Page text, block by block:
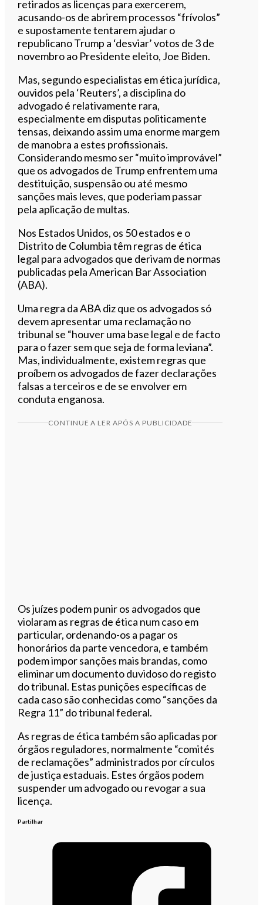
retirados as licenças para exercerem,
acusando-os de abrirem processos “frívolos”
e supostamente tentarem ajudar o
republicano Trump a ‘desviar’ votos de 3 de
novembro ao Presidente eleito, Joe Biden.
Mas, segundo especialistas em ética jurídica,
ouvidos pela ‘Reuters’, a disciplina do
advogado é relativamente rara,
especialmente em disputas politicamente
tensas, deixando assim uma enorme margem
de manobra a estes profissionais.
Considerando mesmo ser “muito improvável”
que os advogados de Trump enfrentem uma
destituição, suspensão ou até mesmo
sanções mais leves, que poderiam passar
pela aplicação de multas.
Nos Estados Unidos, os 50 estados e o
Distrito de Columbia têm regras de ética
legal para advogados que derivam de normas
publicadas pela American Bar Association
(ABA).
Uma regra da ABA diz que os advogados só
devem apresentar uma reclamação no
tribunal se “houver uma base legal e de facto
para o fazer sem que seja de forma leviana”.
Mas, individualmente, existem regras que
proíbem os advogados de fazer declarações
falsas a terceiros e de se envolver em
conduta enganosa.
CONTINUE A LER APÓS A PUBLICIDADE
Os juízes podem punir os advogados que
violaram as regras de ética num caso em
particular, ordenando-os a pagar os
honorários da parte vencedora, e também
podem impor sanções mais brandas, como
eliminar um documento duvidoso do registo
do tribunal. Estas punições específicas de
cada caso são conhecidas como “sanções da
Regra 11” do tribunal federal.
As regras de ética também são aplicadas por
órgãos reguladores, normalmente “comités
de reclamações” administrados por círculos
de justiça estaduais. Estes órgãos podem
suspender um advogado ou revogar a sua
licença.
Partilhar